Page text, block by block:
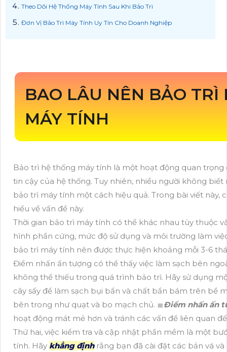
Theo Dõi Hệ Thống Máy Tính Sau Khi Bảo Trì
Đơn Vị Bảo Trì Máy Tính Uy Tín Cho Doanh Nghiệp
BAO LÂU NÊN BẢO TRÌ
MÁY TÍNH
Bảo trì hệ thống máy tính là một hoạt động quan trọng
tin cậy của hệ thống. Tuy nhiên, nhiều người không
bảo trì máy tính một cách hiệu quả. Trong bài viết này,
hiểu về vấn đề này.
Thời gian bảo trì máy tính có thể khác nhau tùy thuộc
hình phần cứng, mức độ sử dụng và môi trường làm
bảo trì máy tính nên được thực hiện khoảng mỗi 3-6
Điểm nhấn ấn tượng có thể thấy việc làm sạch bên
không thể thiếu trong quá trình bảo trì. Hãy sử dụng
cây sấy để làm sạch bụi bẩn và chất bẩn bám trên bề
bên trong như quạt và bo mạch chủ. ≣Điểm nhấn ấn
hoạt động mát mẻ hơn và tránh các vấn đề liên quan
Thứ hai, việc kiểm tra và cập nhật phần mềm là một
tính. Hãy khẳng địnhrằng bạn đã cài đặt các bản vá